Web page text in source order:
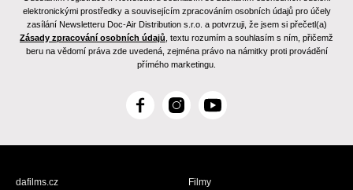
elektronickými prostředky a souvisejícím zpracováním osobních údajů pro účely
zasílání Newsletteru Doc-Air Distribution s.r.o. a potvrzuji, že jsem si přečetl(a)
Zásady zpracování osobních údajů , textu rozumím a souhlasím s ním, přičemž
beru na vědomí práva zde uvedená, zejména právo na námitky proti provádění
přímého marketingu.
F
c
I
s
Y
u
dafilms.cz
Filmy